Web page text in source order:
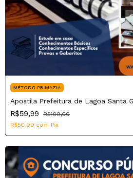
MÉTODO PRIMAZIA
Apostila Prefeitura de Lagoa Santa
R$59,99
R$100,00
R$50,99 com Pix